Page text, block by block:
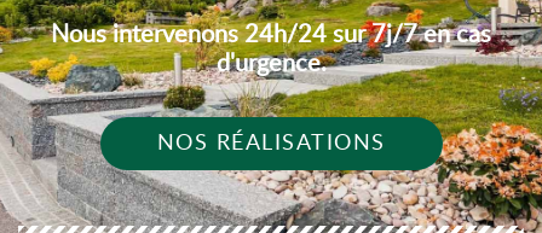
Nous intervenons 24h/24 sur 7j/7 en cas
d'urgence.
NOS RÉALISATIONS